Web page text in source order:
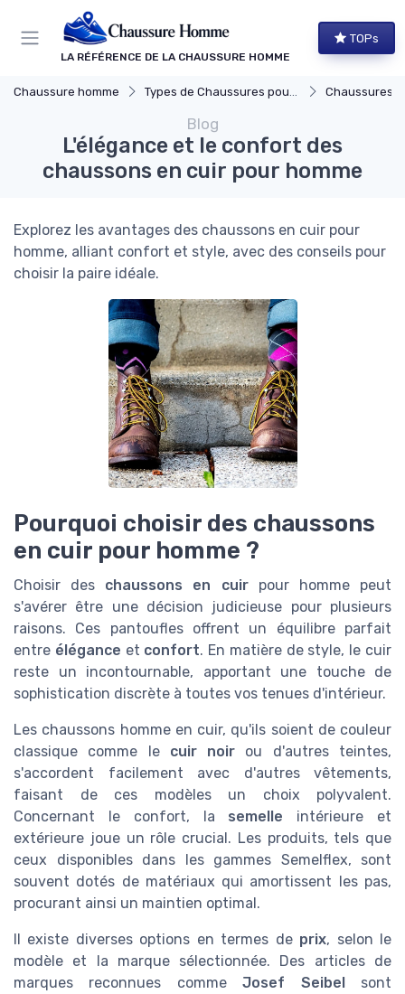
LA RÉFÉRENCE DE LA CHAUSSURE HOMME
TOPs
Chaussure homme Types de Chaussures pour Hommes Chaussures
Blog
L'élégance et le confort des
chaussons en cuir pour homme
Explorez les avantages des chaussons en cuir pour
homme, alliant confort et style, avec des conseils pour
choisir la paire idéale.
Pourquoi choisir des chaussons
en cuir pour homme ?
Choisir des chaussons en cuirpour homme peut
s'avérer être une décision judicieuse pour plusieurs
raisons. Ces pantoufles offrent un équilibre parfait
entre élégance et confort. En matière de style, le cuir
reste un incontournable, apportant une touche de
sophistication discrète à toutes vos tenues d'intérieur.
Les chaussons homme en cuir, qu'ils soient de couleur
classique comme le cuir noir ou d'autres teintes,
s'accordent facilement avec d'autres vêtements,
faisant de ces modèles un choix polyvalent.
Concernant le confort, la semelle intérieure et
extérieure joue un rôle crucial. Les produits, tels que
ceux disponibles dans les gammes Semelflex, sont
souvent dotés de matériaux qui amortissent les pas,
procurant ainsi un maintien optimal.
Il existe diverses options en termes de prix, selon le
modèle et la marque sélectionnée. Des articles de
marques reconnues commeJosef Seibelsont
Panneau de gestion des cookies